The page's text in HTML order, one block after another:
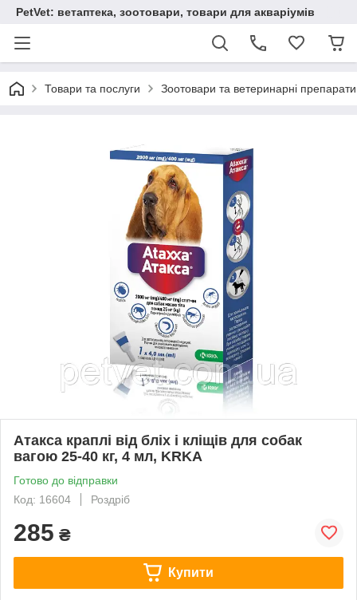
PetVet: ветаптека, зоотовари, товари для акваріумів
Товари та послуги Зоотовари та ветеринарні препарати
Атакса краплі від бліх і кліщів для собак
вагою 25-40 кг, 4 мл, KRKA
Готово до відправки
Код: 16604
Роздріб
285 ₴
Купити